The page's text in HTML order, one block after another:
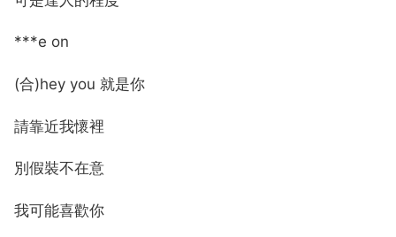
***e on
(合)hey you 就是你
請靠近我懷裡
別假裝不在意
我可能喜歡你